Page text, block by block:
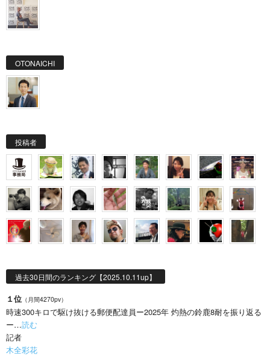
OTONAICHI
投稿者
過去30日間のランキング【2025.10.11up】
１位 （月間4270pv）
時速300キロで駆け抜ける郵便配達員ー2025年 灼熱の鈴鹿8耐を振り返る
ー…読む
記者
木全彩花